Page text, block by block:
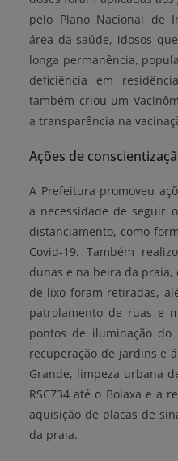
pelo Plano Nacional de
área da saúde, idosos
longa permanência,
deficiência em
também criou um
a transparência na
Ações de
A Prefeitura promoveu
a necessidade de seguir
distanciamento, como
Covid-19. Também
dunas e na beira da praia,
de lixo foram retiradas,
patrolamento de ruas e
pontos de iluminação
recuperação de jardins e
Grande, limpeza urbana
RSC734 até o Bolaxa e a
aquisição de placas de
da praia.